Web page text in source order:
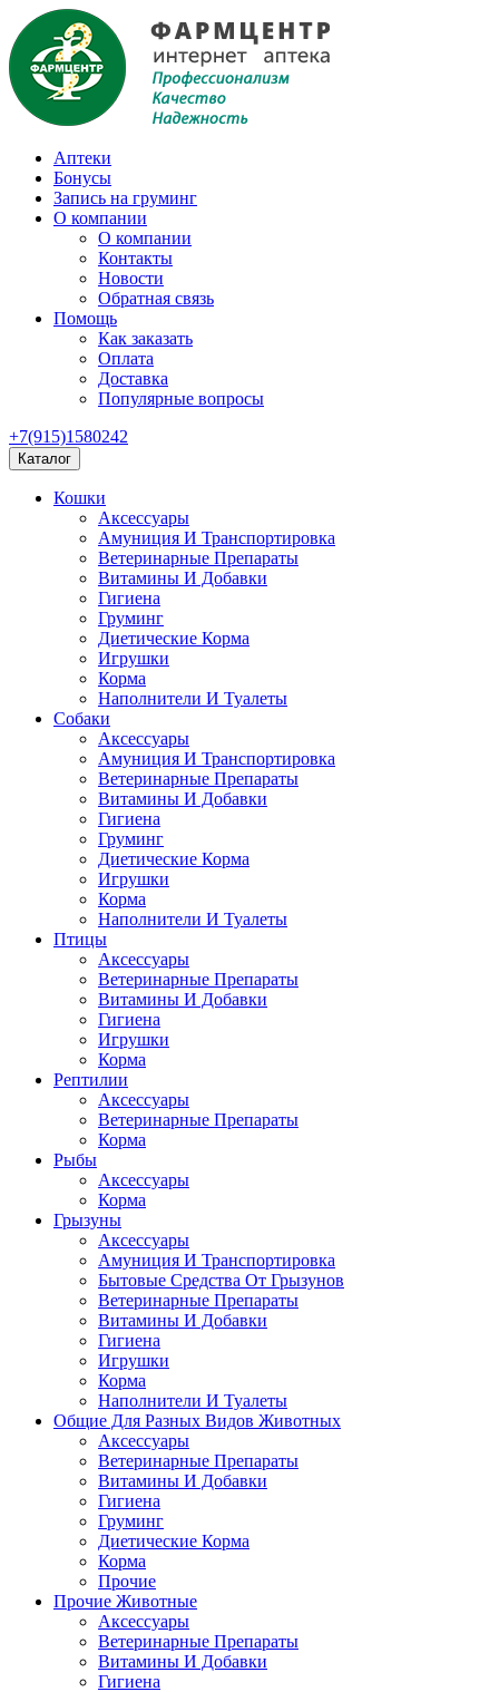
Аптеки
Бонусы
Запись на груминг
О компании
О компании
Контакты
Новости
Обратная связь
Помощь
Как заказать
Оплата
Доставка
Популярные вопросы
+7(915)1580242
Каталог
Кошки
Аксессуары
Амуниция И Транспортировка
Ветеринарные Препараты
Витамины И Добавки
Гигиена
Груминг
Диетические Корма
Игрушки
Корма
Наполнители И Туалеты
Собаки
Аксессуары
Амуниция И Транспортировка
Ветеринарные Препараты
Витамины И Добавки
Гигиена
Груминг
Диетические Корма
Игрушки
Корма
Наполнители И Туалеты
Птицы
Аксессуары
Ветеринарные Препараты
Витамины И Добавки
Гигиена
Игрушки
Корма
Рептилии
Аксессуары
Ветеринарные Препараты
Корма
Рыбы
Аксессуары
Корма
Грызуны
Аксессуары
Амуниция И Транспортировка
Бытовые Средства От Грызунов
Ветеринарные Препараты
Витамины И Добавки
Гигиена
Игрушки
Корма
Наполнители И Туалеты
Общие Для Разных Видов Животных
Аксессуары
Ветеринарные Препараты
Витамины И Добавки
Гигиена
Груминг
Диетические Корма
Корма
Прочие
Прочие Животные
Аксессуары
Ветеринарные Препараты
Витамины И Добавки
Гигиена